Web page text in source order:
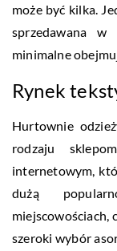
może być kilka.
sprzedawana w
minimalne
Rynek
Hurtownie
rodzaju
internetowym,
dużą
miejscowościach,
szeroki wybór